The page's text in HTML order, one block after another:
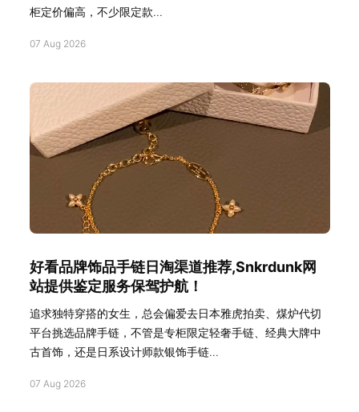
柜定价偏高，不少限定款...
07 Aug 2026
好看品牌饰品手链日淘渠道推荐,Snkrdunk网
站提供鉴定服务保驾护航！
追求独特穿搭的女生，总会偏爱去日本雅虎拍卖、煤炉代切
平台挑选品牌手链，不管是专柜限定轻奢手链、经典大牌中
古首饰，还是日系设计师款银饰手链...
07 Aug 2026